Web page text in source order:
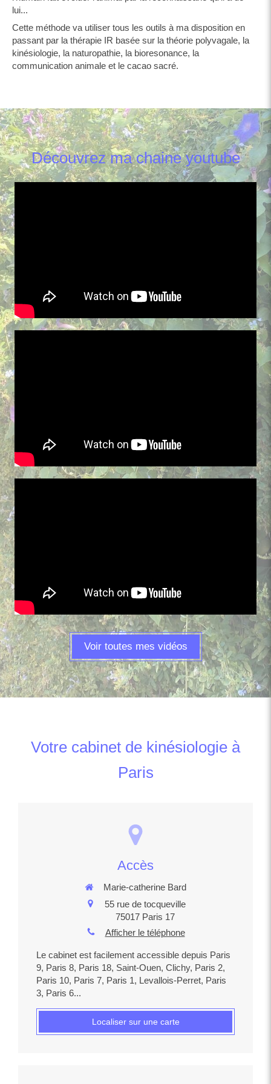
lui...
Cette méthode va utiliser tous les outils à ma disposition en
passant par la thérapie IR basée sur la théorie polyvagale, la
kinésiologie, la naturopathie, la bioresonance, la
communication animale et le cacao sacré.
Découvrez ma chaine youtube
Voir toutes mes vidéos
Votre cabinet de kinésiologie à
Paris
Accès
Marie-catherine Bard
55 rue de tocqueville
75017 Paris 17
Afficher le téléphone
Le cabinet est facilement accessible depuis Paris
9, Paris 8, Paris 18, Saint-Ouen, Clichy, Paris 2,
Paris 10, Paris 7, Paris 1, Levallois-Perret, Paris
3, Paris 6...
Localiser sur une carte